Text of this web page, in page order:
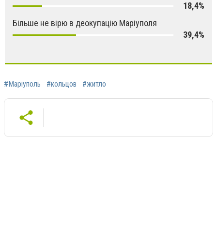
18,4%
Більше не вірю в деокупацію Маріуполя
39,4%
#Маріуполь #кольцов #житло